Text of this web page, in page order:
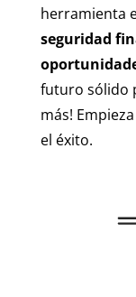
herramienta
seguridad
futuro sólido
más!
el éxito.